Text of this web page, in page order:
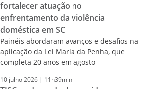
fortalecer atuação no
enfrentamento da violência
doméstica em SC
Painéis abordaram avanços e desafios na
aplicação da Lei Maria da Penha, que
completa 20 anos em agosto
10 julho2026 | 11h39min